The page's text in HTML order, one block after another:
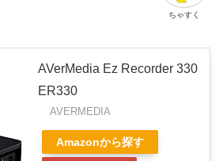
ちゃすく
AVerMedia Ez Recorder 330
ER330
AVERMEDIA
Amazonから探す